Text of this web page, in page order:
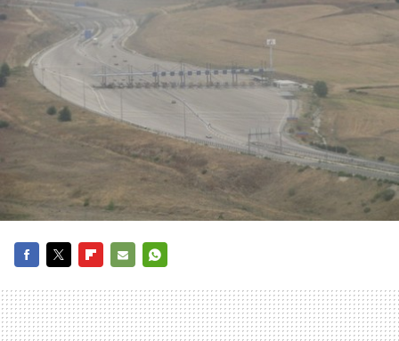
MAIL